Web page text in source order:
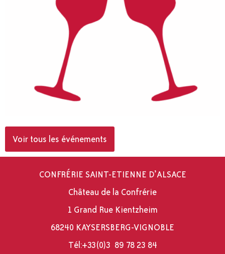
Voir tous les événements
CONFRÉRIE SAINT-ETIENNE D’ALSACE
Château de la Confrérie
1 Grand Rue Kientzheim
68240 KAYSERSBERG-VIGNOBLE
Tél:+33(0)3 89 78 23 84